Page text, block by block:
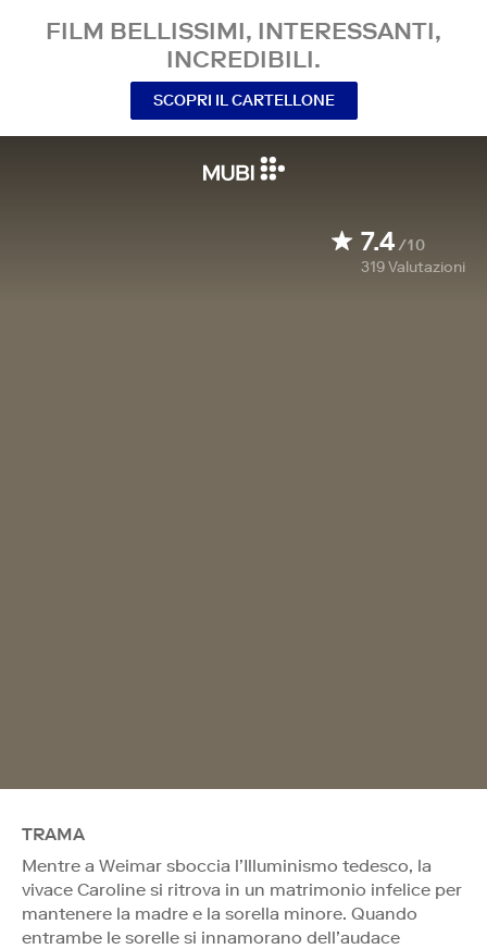
FILM BELLISSIMI, INTERESSANTI,
INCREDIBILI.
SCOPRI IL CARTELLONE
7.4/10
319Valutazioni
TRAMA
Mentre a Weimar sboccia l’Illuminismo tedesco, la
vivace Caroline si ritrova in un matrimonio infelice per
mantenere la madre e la sorella minore. Quando
entrambe le sorelle si innamorano dell’audace